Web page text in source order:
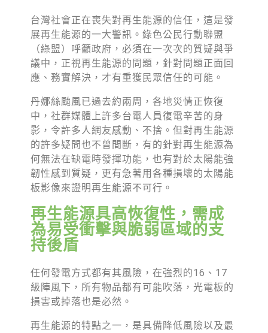
新聞稿及聲明
投書及專欄
工作側記
出版及義賣品
參與綠盟
捐款支持
徵才資訊
活動紀錄
教育推廣申請
加入志工
台灣社會正在喪失對再生能源的信任，這是發
展再生能源的一大警訊。綠色公民行動聯盟
（綠盟）呼籲政府，必須在一次次的質疑與爭
議中，正視再生能源的問題，針對問題正面回
應、務實解決，才有重獲民眾信任的可能。
丹娜絲颱風已過去約兩周，各地災情正恢復
中，社群媒體上許多台電人員復電辛苦的身
影，令許多人網友感動、不捨。但對再生能源
的許多疑問也不曾間斷，有的針對再生能源為
何無法在缺電時發揮功能，也有對於太陽能強
韌性感到質疑，更有急著用各種損壞的太陽能
板影像來證明再生能源不可行。
再生能源具高恢復性，需成
為易受衝擊與脆弱區域的支
持後盾
任何發電方式都有其風險，在強烈的16、17
級陣風下，所有物品都有可能吹落，光電板的
損害或掉落也是必然。
再生能源的特點之一，是具備降低風險以及最